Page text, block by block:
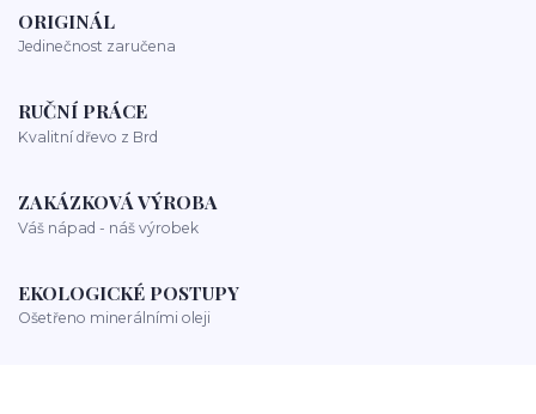
ORIGINÁL
Jedinečnost zaručena
RUČNÍ PRÁCE
Kvalitní dřevo z Brd
ZAKÁZKOVÁ VÝROBA
Váš nápad - náš výrobek
EKOLOGICKÉ POSTUPY
Ošetřeno minerálními oleji